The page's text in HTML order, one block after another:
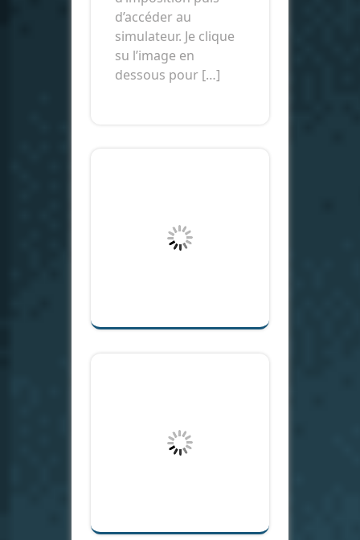
d’accéder au
simulateur. Je clique
su l’image en
dessous pour […]